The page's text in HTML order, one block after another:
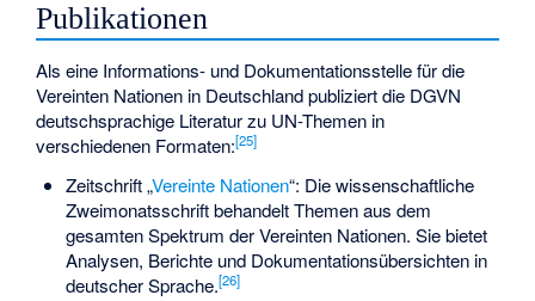
Publikationen
Als eine Informations- und Dokumentationsstelle für die
Vereinten Nationen in Deutschland publiziert die DGVN
deutschsprachige Literatur zu UN-Themen in
verschiedenen Formaten:[25]
Zeitschrift „Vereinte Nationen“: Die wissenschaftliche
Zweimonatsschrift behandelt Themen aus dem
gesamten Spektrum der Vereinten Nationen. Sie bietet
Analysen, Berichte und Dokumentationsübersichten in
deutscher Sprache.[26]